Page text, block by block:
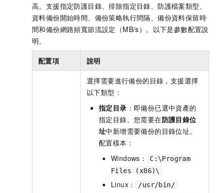
高。支援指定防護目錄、排除指定目錄、防護檔案類型、
資料備份開始時間、備份策略執行間隔、備份資料保留時
間和備份網路頻寬節流設定（MB/s）。以下是參數配置說
明。
配置項 說明
選擇需要進行備份的目錄，支援選擇
以下類型：
指定目录 ：即備份已選中資產的
指定目錄。您需要在防護目錄位
址中新增需要備份的目錄位址。
配置樣本：
Windows：
C:\Program
Files (x86)\
Linux： /usr/bin/